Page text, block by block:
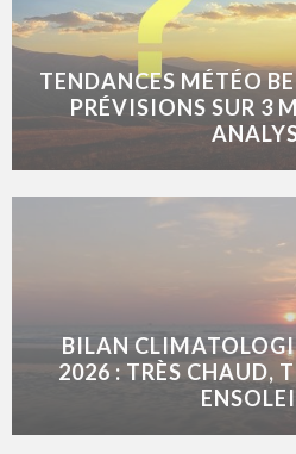
TENDANCES MÉTÉO
PRÉVISIONS SUR 3
BILAN
2026 : TRÈS CHAUD,